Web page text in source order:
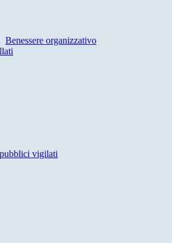
Benessere organizzativo
vigilati